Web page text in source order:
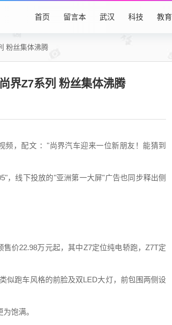
首页 留言本 武汉 科技 教育
粉丝集体沸腾
界Z7系列 粉丝集体沸腾
，配文 ："尚界汽车迎来一位新朋友！能猜到
，线下投放的"亚洲第一大屏"广告也同步释出侧
价22.98万元起，其中Z7定位纯电轿跑，Z7T定
似跑车风格的前脸及双LED大灯，前包围两侧设
饱满。